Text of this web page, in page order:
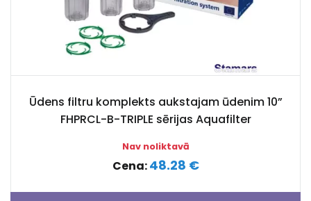
Ūdens filtru komplekts aukstajam ūdenim 10”
FHPRCL-B-TRIPLE sērijas Aquafilter
Nav noliktavā
Cena:48.28 €